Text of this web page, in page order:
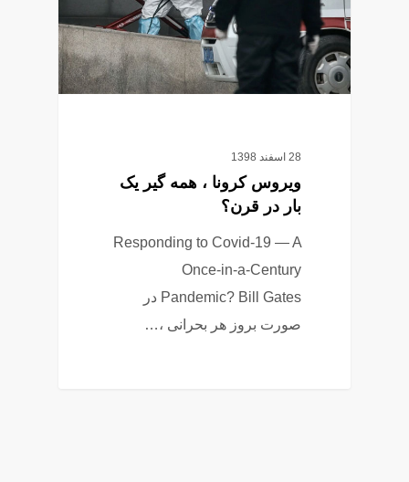
28 اسفند 1398
ویروس کرونا ، همه گیر یک
بار در قرن؟
Responding to Covid-19 — A
Once-in-a-Century
Pandemic? Bill Gates در
صورت بروز هر بحرانی ،…